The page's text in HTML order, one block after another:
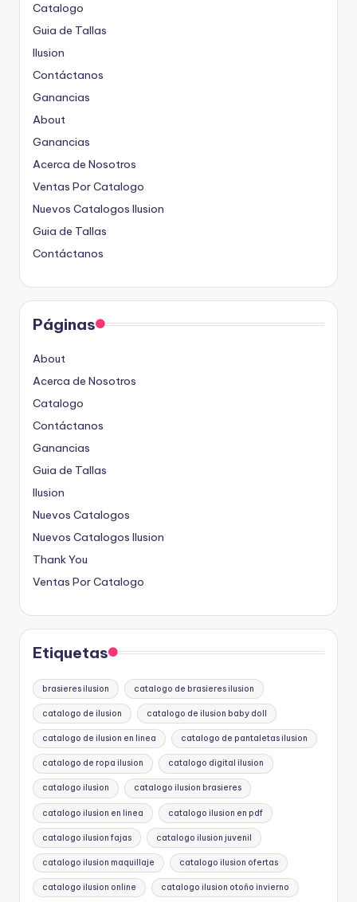
Catalogo
Guia de Tallas
Ilusion
Contáctanos
Ganancias
About
Ganancias
Acerca de Nosotros
Ventas Por Catalogo
Nuevos Catalogos Ilusion
Guia de Tallas
Contáctanos
Páginas
About
Acerca de Nosotros
Catalogo
Contáctanos
Ganancias
Guia de Tallas
Ilusion
Nuevos Catalogos
Nuevos Catalogos Ilusion
Thank You
Ventas Por Catalogo
Etiquetas
brasieres ilusion catalogo de brasieres ilusion
catalogo de ilusion catalogo de ilusion baby doll
catalogo de ilusion en linea catalogo de pantaletas ilusion
catalogo de ropa ilusion catalogo digital ilusion
catalogo ilusion catalogo ilusion brasieres
catalogo ilusion en linea catalogo ilusion en pdf
catalogo ilusion fajas catalogo ilusion juvenil
catalogo ilusion maquillaje catalogo ilusion ofertas
catalogo ilusion online catalogo ilusion otoño invierno